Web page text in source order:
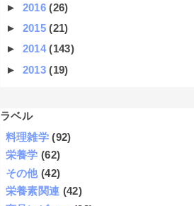
► 2016(26)
► 2015(21)
► 2014(143)
► 2013(19)
ラベル
料理雑学 (92)
栄養学 (62)
その他 (42)
栄養素関連 (42)